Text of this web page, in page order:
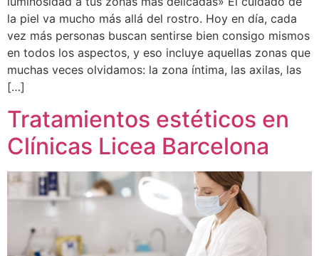
la piel va mucho más allá del rostro. Hoy en día, cada
vez más personas buscan sentirse bien consigo mismos
en todos los aspectos, y eso incluye aquellas zonas que
muchas veces olvidamos: la zona íntima, las axilas, las
[…]
Tratamientos estéticos en
Clínicas Licea Barcelona